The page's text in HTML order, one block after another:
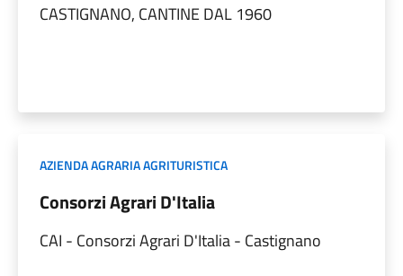
CASTIGNANO, CANTINE DAL 1960
AZIENDA AGRARIA AGRITURISTICA
Consorzi Agrari D'Italia
CAI - Consorzi Agrari D'Italia - Castignano